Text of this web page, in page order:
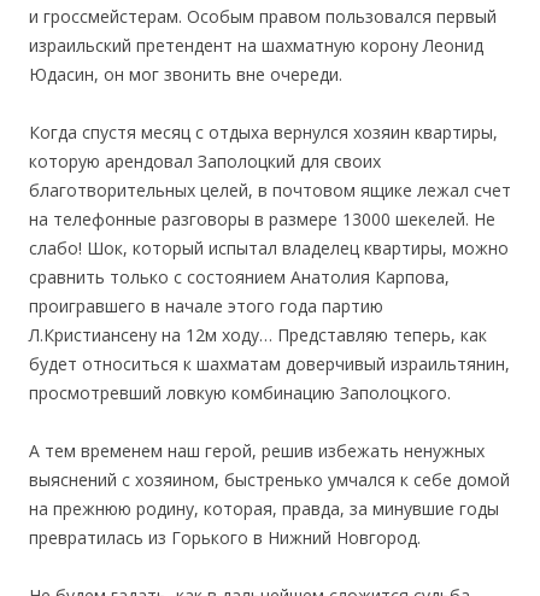
и гроссмейстерам. Особым правом пользовался первый
израильский претендент на шахматную корону Леонид
Юдасин, он мог звонить вне очереди.
Когда спустя месяц с отдыха вернулся хозяин квартиры,
которую арендовал Заполоцкий для своих
благотворительных целей, в почтовом ящике лежал счет
на телефонные разговоры в размере 13000 шекелей. Не
слабо! Шок, который испытал владелец квартиры, можно
сравнить только с состоянием Анатолия Карпова,
проигравшего в начале этого года партию
Л.Кристиансену на 12м ходу… Представляю теперь, как
будет относиться к шахматам доверчивый израильтянин,
просмотревший ловкую комбинацию Заполоцкого.
А тем временем наш герой, решив избежать ненужных
выяснений с хозяином, быстренько умчался к себе домой
на прежнюю родину, которая, правда, за минувшие годы
превратилась из Горького в Нижний Новгород.